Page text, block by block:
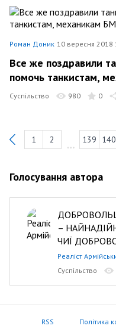
Роман Доник 10 вересня 2018
Все же поздравили
помочь танкистам,
Суспільство 980 0
Previous
1 2 139 140
Голосування автора
–
ЧИЇ
Реаліст
Суспільство
RSS Політика